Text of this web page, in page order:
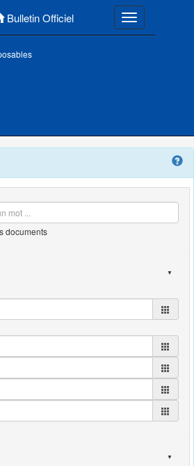
Bulletin Officiel Toggle
documents